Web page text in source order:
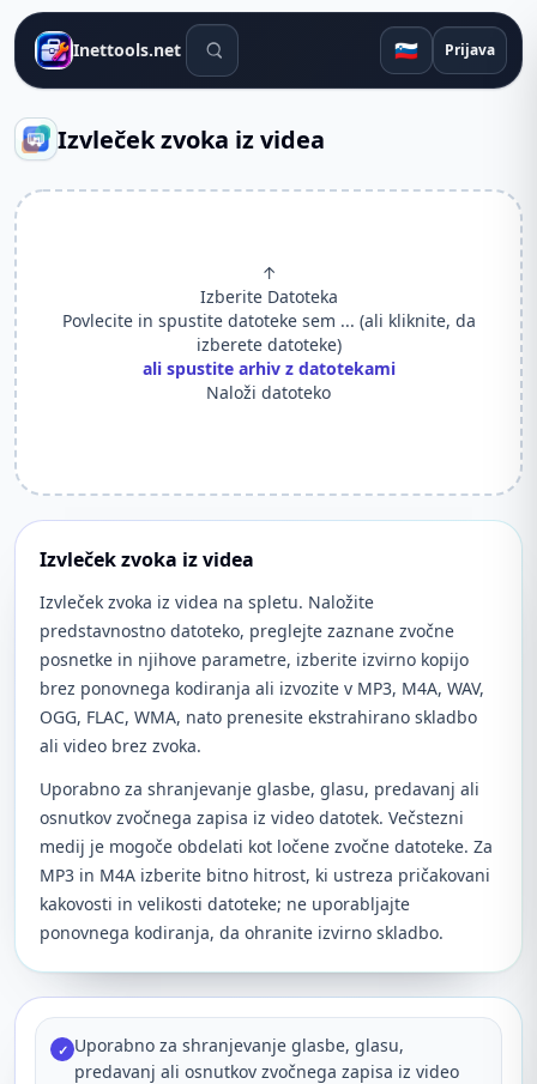
Inettools.net Orodja za iskanje 🇸🇮 Prijava
Izvleček zvoka iz videa
↑
Izberite Datoteka
Povlecite in spustite datoteke sem ... (ali kliknite, da
izberete datoteke)
ali spustite arhiv z datotekami
Naloži datoteko
Izvleček zvoka iz videa
Izvleček zvoka iz videa na spletu. Naložite
predstavnostno datoteko, preglejte zaznane zvočne
posnetke in njihove parametre, izberite izvirno kopijo
brez ponovnega kodiranja ali izvozite v MP3, M4A, WAV,
OGG, FLAC, WMA, nato prenesite ekstrahirano skladbo
ali video brez zvoka.
Uporabno za shranjevanje glasbe, glasu, predavanj ali
osnutkov zvočnega zapisa iz video datotek. Večstezni
medij je mogoče obdelati kot ločene zvočne datoteke. Za
MP3 in M4A izberite bitno hitrost, ki ustreza pričakovani
kakovosti in velikosti datoteke; ne uporabljajte
ponovnega kodiranja, da ohranite izvirno skladbo.
✓ Uporabno za shranjevanje glasbe, glasu,
predavanj ali osnutkov zvočnega zapisa iz video